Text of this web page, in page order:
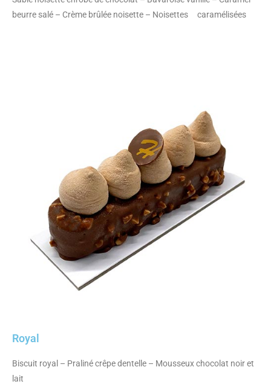
beurre salé – Crème brûlée noisette – Noisettes caramélisées
Royal
Biscuit royal – Praliné crêpe dentelle – Mousseux chocolat noir et
lait